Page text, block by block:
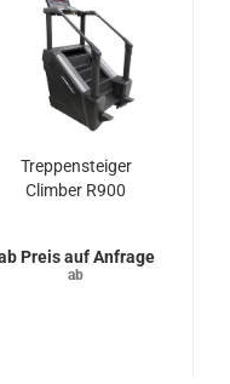
Treppensteiger
Climber R900
Preis auf Anfrage